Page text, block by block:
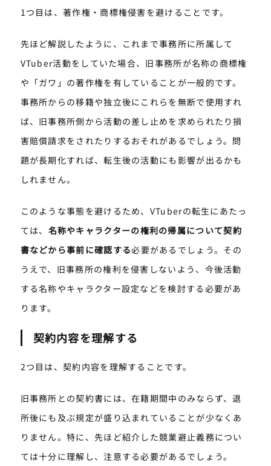
1つ目は、著作権・商標権侵害を避けることです。
先ほど解説したように、これまで事務所に所属して
VTuber活動をしていた場合、旧事務所が名称の商標権
や「ガワ」の著作権を有していることが一般的です。
事務所からの移籍や独立後にこれらを無断で使用すれ
ば、旧事務所側から活動の差し止めを求められたり損
害賠償請求をされたりするおそれがあるでしょう。問
題が長期化すれば、転生後の活動にも影響が出るかも
しれません。
このような事態を避けるため、VTuberの転生にあたっ
ては、 名称やキャラクターの権利の帰属について契約
書などから事前に確認する必要があるでしょう。その
うえで、旧事務所の権利を侵害しないよう、今後活動
する名称やキャラクター設定などを検討する必要があ
ります。
契約内容を理解する
2つ目は、契約内容を理解することです。
旧事務所との契約書には、在籍期間中のみならず、退
所後にも及ぶ規定が盛り込まれていることが少なくあ
りません。特に、先ほど紹介した競業避止義務につい
ては十分に理解し、注意する必要があるでしょう。